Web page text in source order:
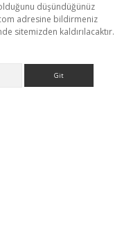
düşündüğünüz
adresine bildirmeniz
sitemizden kaldırılacaktır.